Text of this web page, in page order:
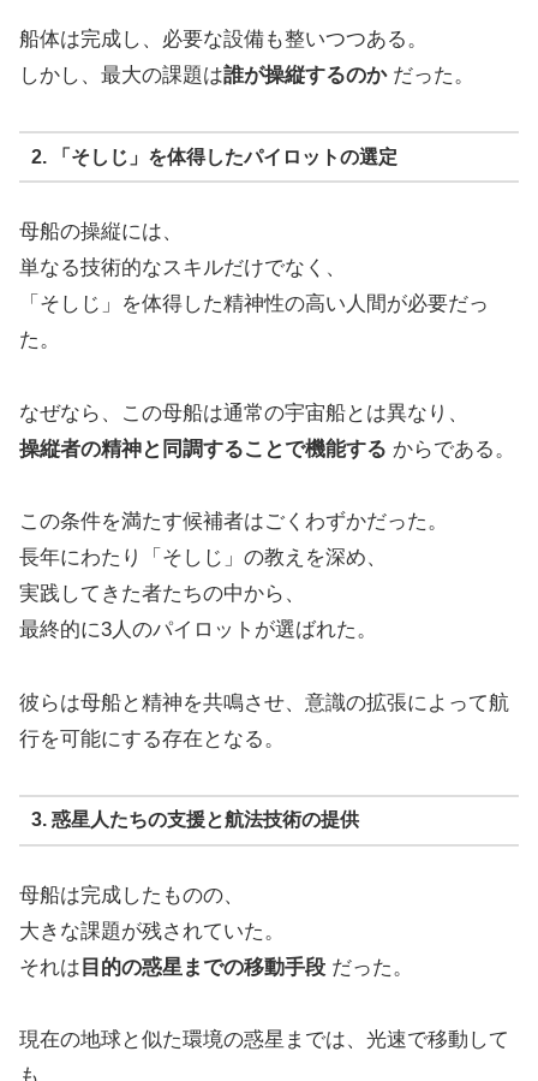
船体は完成し、必要な設備も整いつつある。
しかし、最大の課題は誰が操縦するのかだった。
2. 「そしじ」を体得したパイロットの選定
母船の操縦には、
単なる技術的なスキルだけでなく、
「そしじ」を体得した精神性の高い人間が必要だっ
た。
なぜなら、この母船は通常の宇宙船とは異なり、
操縦者の精神と同調することで機能する からである。
この条件を満たす候補者はごくわずかだった。
長年にわたり「そしじ」の教えを深め、
実践してきた者たちの中から、
最終的に3人のパイロットが選ばれた。
彼らは母船と精神を共鳴させ、意識の拡張によって航
行を可能にする存在となる。
3. 惑星人たちの支援と航法技術の提供
母船は完成したものの、
大きな課題が残されていた。
それは 目的の惑星までの移動手段 だった。
現在の地球と似た環境の惑星までは、光速で移動して
も